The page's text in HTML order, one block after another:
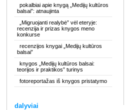
pokalbiai apie knygą „Medijų kultūros
balsai”: atnaujinta
„Migruojanti realybė” vėl eteryje:
recenzija ir prizas knygos meno
konkurse
recenzijos knygai „Medijų kultūros
balsai”
knygos „Medijų kultūros balsai:
teorijos ir praktikos” turinys
fotoreportažas iš knygos pristatymo
dalyviai